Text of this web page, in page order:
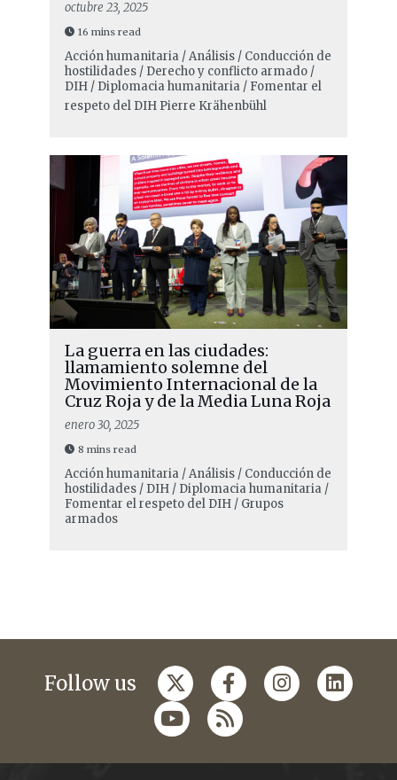
octubre 23, 2025
16 mins read
Acción humanitaria / Análisis / Conducción de
hostilidades / Derecho y conflicto armado /
DIH / Diplomacia humanitaria / Fomentar el
respeto del DIH Pierre Krähenbühl
La guerra en las ciudades:
llamamiento solemne del
Movimiento Internacional de la
Cruz Roja y de la Media Luna Roja
enero 30, 2025
8 mins read
Acción humanitaria / Análisis / Conducción de
hostilidades / DIH / Diplomacia humanitaria /
Fomentar el respeto del DIH / Grupos
armados
Follow us